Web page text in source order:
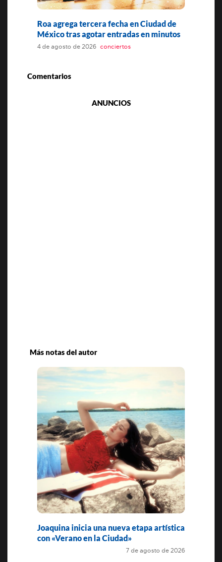
Roa agrega tercera fecha en Ciudad de
México tras agotar entradas en minutos
4 de agosto de 2026 conciertos
Comentarios
ANUNCIOS
Más notas del autor
Joaquina inicia una nueva etapa artística
con «Verano en la Ciudad»
7 de agosto de 2026